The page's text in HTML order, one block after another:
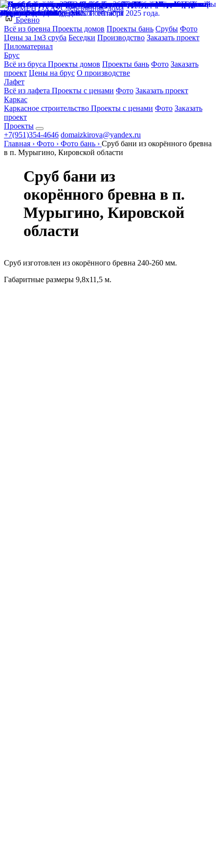
ЭЛЕМЕНТ-ХАУСдеревянные дома
Бревно
Всё из бревна Проекты домов Проекты бань Срубы Фото
Цены за 1м3 сруба Беседки Производство Заказать проект
Пиломатериал
Брус
Всё из бруса Проекты домов Проекты бань Фото Заказать
проект Цены на брус О производстве
Лафет
Всё из лафета Проекты с ценами Фото Заказать проект
Каркас
Каркасное строительство Проекты с ценами Фото Заказать
проект
Проекты
+7(951)354-4646 domaizkirova@yandex.ru
Главная › Фото › Фото бань › Сруб бани из окорённого бревна
в п. Мурыгино, Кировской области
Сруб бани из
окорённого бревна в п.
Мурыгино, Кировской
области
Сруб изготовлен из окорённого бревна 240-260 мм.
Габаритные размеры 9,8х11,5 м.